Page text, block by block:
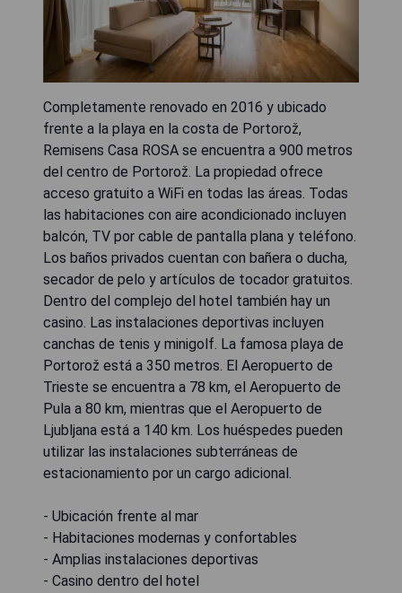
Completamente renovado en 2016 y ubicado
frente a la playa en la costa de Portorož,
Remisens Casa ROSA se encuentra a 900 metros
del centro de Portorož. La propiedad ofrece
acceso gratuito a WiFi en todas las áreas. Todas
las habitaciones con aire acondicionado incluyen
balcón, TV por cable de pantalla plana y teléfono.
Los baños privados cuentan con bañera o ducha,
secador de pelo y artículos de tocador gratuitos.
Dentro del complejo del hotel también hay un
casino. Las instalaciones deportivas incluyen
canchas de tenis y minigolf. La famosa playa de
Portorož está a 350 metros. El Aeropuerto de
Trieste se encuentra a 78 km, el Aeropuerto de
Pula a 80 km, mientras que el Aeropuerto de
Ljubljana está a 140 km. Los huéspedes pueden
utilizar las instalaciones subterráneas de
estacionamiento por un cargo adicional.
- Ubicación frente al mar
- Habitaciones modernas y confortables
- Amplias instalaciones deportivas
- Casino dentro del hotel